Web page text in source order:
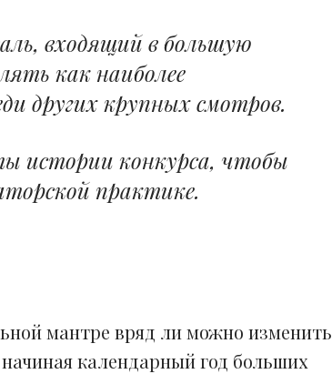
входящий в большую
как наиболее
других крупных смотров.
истории конкурса, чтобы
практике.
мантре вряд ли можно изменить
календарный год больших